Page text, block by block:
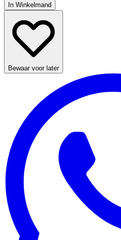
In Winkelmand
Bewaar voor later